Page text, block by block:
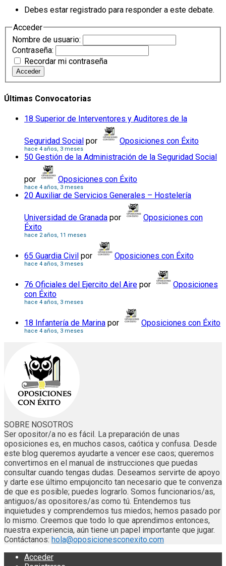
Debes estar registrado para responder a este debate.
Acceder
Nombre de usuario:
Contraseña:
Recordar mi contraseña
Acceder
Últimas Convocatorias
18 Superior de Interventores y Auditores de la
Seguridad Social por Oposiciones con Éxito
hace 4 años, 3 meses
50 Gestión de la Administración de la Seguridad Social
por Oposiciones con Éxito
hace 4 años, 3 meses
20 Auxiliar de Servicios Generales – Hostelería
Universidad de Granada por
Oposiciones con
Éxito
hace 2 años, 11 meses
65 Guardia Civil por Oposiciones con Éxito
hace 4 años, 3 meses
76 Oficiales del Ejercito del Aire por
Oposiciones
con Éxito
hace 4 años, 3 meses
18 Infantería de Marina por Oposiciones con Éxito
hace 4 años, 3 meses
SOBRE NOSOTROS
Ser opositor/a no es fácil. La preparación de unas
oposiciones es, en muchos casos, caótica y confusa. Desde
este blog queremos ayudarte a vencer ese caos; queremos
convertirnos en el manual de instrucciones que puedas
consultar cuando tengas dudas. Deseamos servirte de apoyo
y darte ese último empujoncito tan necesario que te convenza
de que es posible; puedes lograrlo. Somos funcionarios/as,
antiguos/as opositores/as como tú. Entendemos tus
inquietudes y comprendemos tus miedos; hemos pasado por
lo mismo. Creemos que todo lo que aprendimos entonces,
nuestra experiencia, aún tiene un papel importante que jugar.
Contáctanos: hola@oposicionesconexito.com
Acceder